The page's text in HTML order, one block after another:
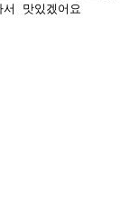
맛있겠어요